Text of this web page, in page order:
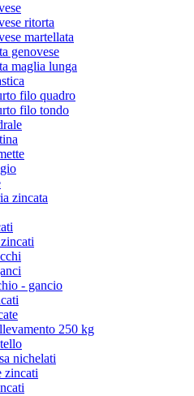
ritorta
martellata
genovese
maglia lunga
filo quadro
filo tondo
zincata
- gancio
250 kg
nichelati
zincati